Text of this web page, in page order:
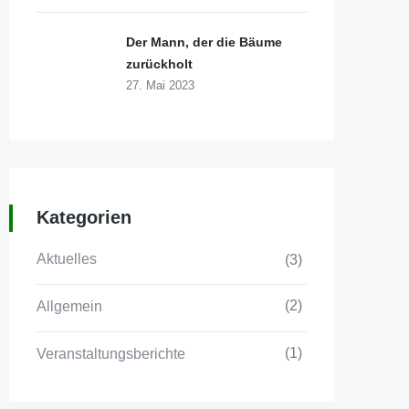
Der Mann, der die Bäume
zurückholt
27. Mai 2023
Kategorien
Aktuelles (3)
Allgemein (2)
Veranstaltungsberichte (1)
Datenschutz
Cookie-Richtlinie (EU)